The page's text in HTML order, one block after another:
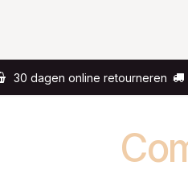
30 dagen online retourneren